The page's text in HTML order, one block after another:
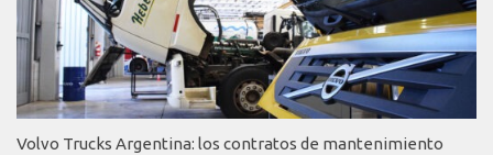
Volvo Trucks Argentina: los contratos de mantenimiento